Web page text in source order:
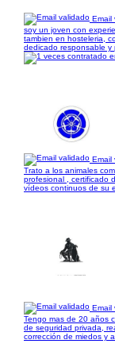
Email
soy un joven con
tambien en hosteleria,
dedicado responsable y
Email
Trato a los animales
profesional , certificado
vídeos continuos de su
Email
Tengo mas de 20 años
de seguridad privada,
corrección de miedos y